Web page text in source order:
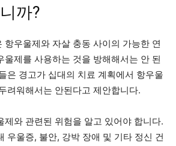
까?
항우울제와 자살 충동 사이의 가능한 연
울제를 사용하는 것을 방해해서는 안 된
은 경고가 십대의 치료 계획에서 항우울
려워해서는 안된다고 제안합니다.
제와 관련된 위험을 알고 있어야 합니다.
우울증, 불안, 강박 장애 및 기타 정신 건